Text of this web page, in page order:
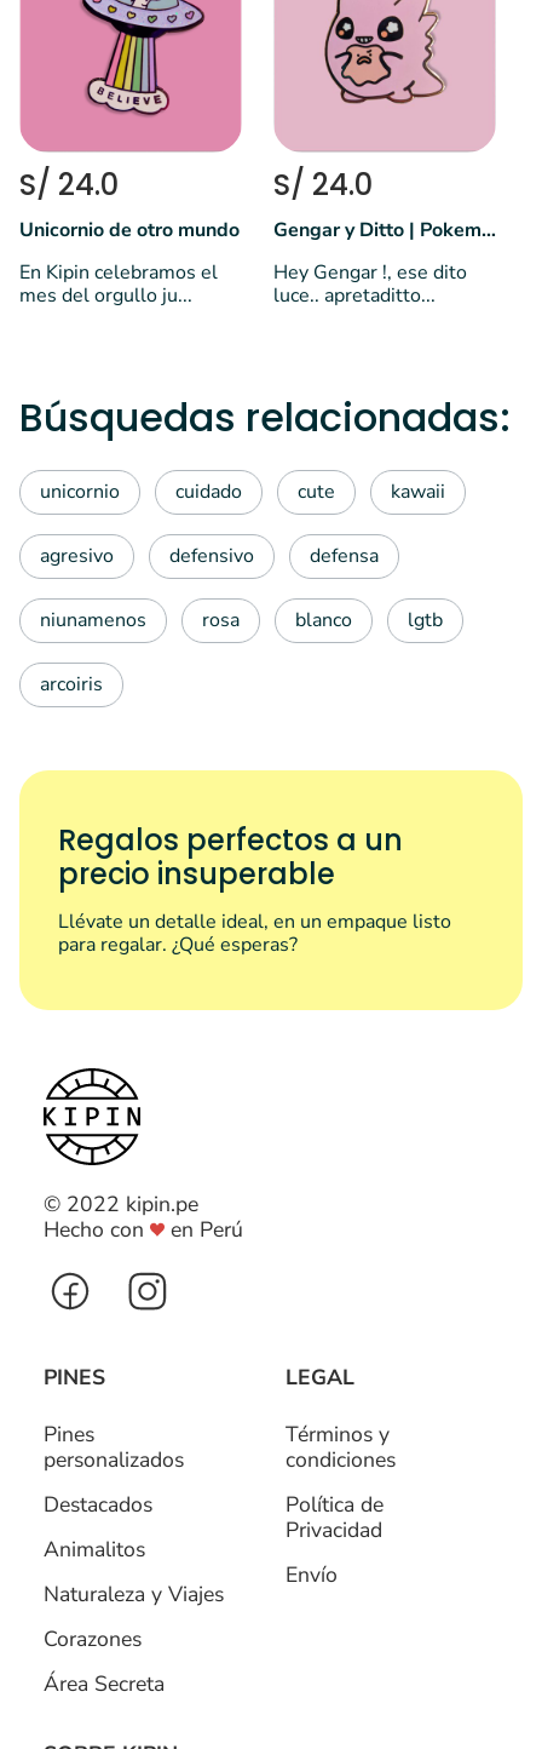
S/ 24.0
Unicornio de otro mundo
En Kipin celebramos el
mes del orgullo ju...
S/ 24.0
Gengar y Ditto | Pokemon
Hey Gengar !, ese dito
luce.. apretaditto...
Búsquedas relacionadas:
unicornio cuidado cute kawaii
agresivo defensivo defensa
niunamenos rosa blanco lgtb
arcoiris
Regalos perfectos a un
precio insuperable
Llévate un detalle ideal, en un empaque listo
para regalar. ¿Qué esperas?
© 2022 kipin.pe
Hecho con
en Perú
PINES
Pines
personalizados
Destacados
Animalitos
Naturaleza y Viajes
Corazones
Área Secreta
LEGAL
Términos y
condiciones
Política de
Privacidad
Envío